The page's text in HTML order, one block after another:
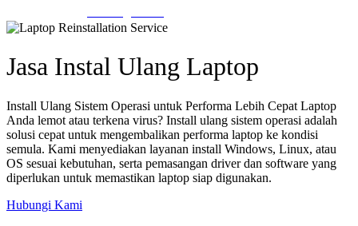
Jasa Instal Ulang Laptop
Install Ulang Sistem Operasi untuk Performa Lebih Cepat Laptop
Anda lemot atau terkena virus? Install ulang sistem operasi adalah
solusi cepat untuk mengembalikan performa laptop ke kondisi
semula. Kami menyediakan layanan install Windows, Linux, atau
OS sesuai kebutuhan, serta pemasangan driver dan software yang
diperlukan untuk memastikan laptop siap digunakan.
Hubungi Kami